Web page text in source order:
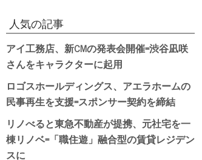
人気の記事
アイ工務店、新CMの発表会開催=渋谷凪咲
さんをキャラクターに起用
ロゴスホールディングス、アエラホームの
民事再生を支援=スポンサー契約を締結
リノべると東急不動産が提携、元社宅を一
棟リノベ=「職住遊」融合型の賃貸レジデン
スに